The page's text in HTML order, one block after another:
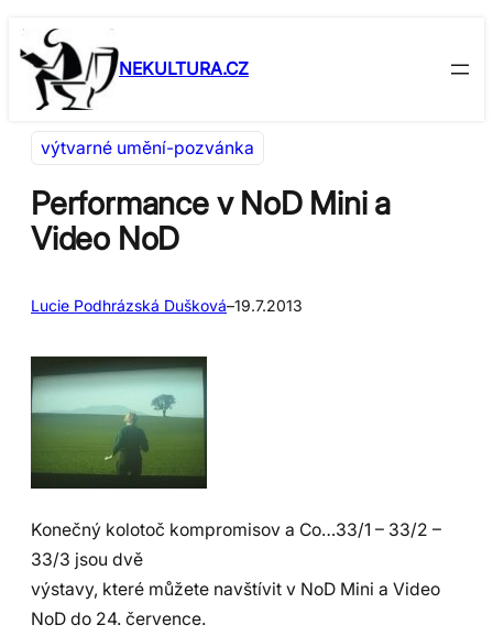
Přeskočit
na
obsah
Skip
to
content
NEKULTURA.CZ
výtvarné umění-pozvánka
Performance v NoD Mini a
Video NoD
Lucie Podhrázská Dušková–19.7.2013
Konečný kolotoč kompromisov a Co…33/1 – 33/2 –
33/3 jsou dvě
výstavy, které můžete navštívit v NoD Mini a Video
NoD do 24. července.